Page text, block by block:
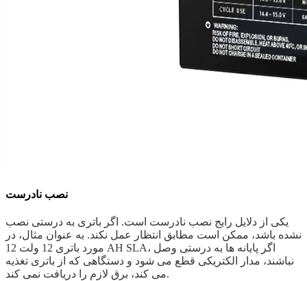
نصب نادرست
یکی از دلایل رایج نصب نادرست است. اگر باتری به درستی نصب
نشده باشد، ممکن است مطابق انتظار عمل نکند. به عنوان مثال، در
مورد باتری 12 ولت 12 AH SLA، اگر پایانه ها به درستی وصل
نباشند، مدار الکتریکی قطع می شود و دستگاهی که از باتری تغذیه
می کند، برق لازم را دریافت نمی کند.